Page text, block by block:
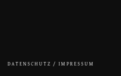
DATENSCHUTZ / IMPRESSUM